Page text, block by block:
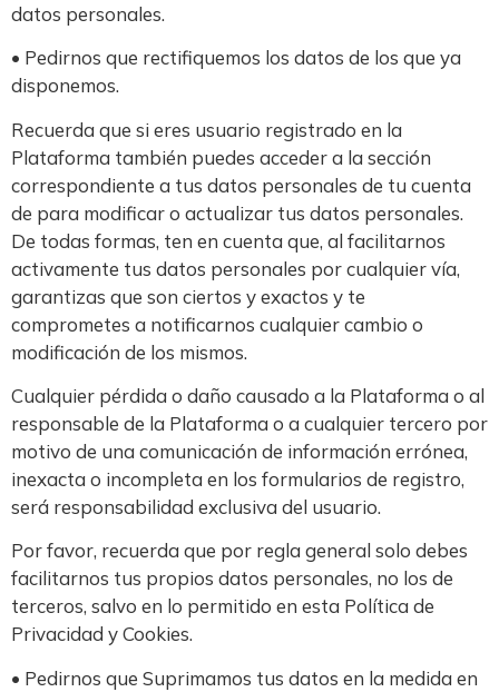
datos personales.
• Pedirnos que rectifiquemos los datos de los que ya
disponemos.
Recuerda que si eres usuario registrado en la
Plataforma también puedes acceder a la sección
correspondiente a tus datos personales de tu cuenta
de para modificar o actualizar tus datos personales.
De todas formas, ten en cuenta que, al facilitarnos
activamente tus datos personales por cualquier vía,
garantizas que son ciertos y exactos y te
comprometes a notificarnos cualquier cambio o
modificación de los mismos.
Cualquier pérdida o daño causado a la Plataforma o al
responsable de la Plataforma o a cualquier tercero por
motivo de una comunicación de información errónea,
inexacta o incompleta en los formularios de registro,
será responsabilidad exclusiva del usuario.
Por favor, recuerda que por regla general solo debes
facilitarnos tus propios datos personales, no los de
terceros, salvo en lo permitido en esta Política de
Privacidad y Cookies.
• Pedirnos que Suprimamos tus datos en la medida en